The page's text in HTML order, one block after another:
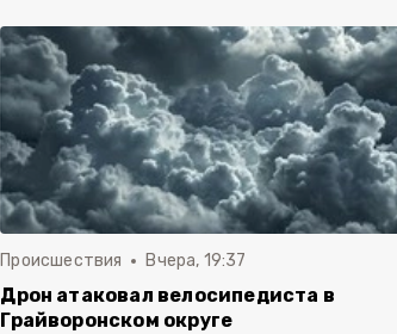
Происшествия Вчера, 19:37
Дрон атаковал велосипедиста в
Грайворонском округе